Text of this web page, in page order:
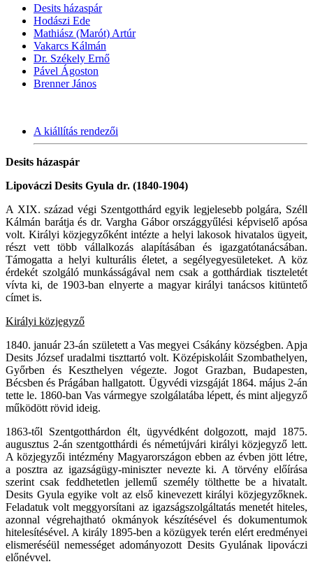
Desits házaspár
Hodászi Ede
Mathiász (Marót) Artúr
Vakarcs Kálmán
Dr. Székely Ernő
Pável Ágoston
Brenner János
A kiállítás rendezői
Desits házaspár
Lipováczi Desits Gyula dr. (1840-1904)
A XIX. század végi Szentgotthárd egyik legjelesebb polgára, Széll
Kálmán barátja és dr. Vargha Gábor országgyűlési képviselő apósa
volt. Királyi közjegyzőként intézte a helyi lakosok hivatalos ügyeit,
részt vett több vállalkozás alapításában és igazgatótanácsában.
Támogatta a helyi kulturális életet, a segélyegyesületeket. A köz
érdekét szolgáló munkásságával nem csak a gotthárdiak tiszteletét
vívta ki, de 1903-ban elnyerte a magyar királyi tanácsos kitüntető
címet is.
Királyi közjegyző
1840. január 23-án született a Vas megyei Csákány községben. Apja
Desits József uradalmi tiszttartó volt. Középiskoláit Szombathelyen,
Győrben és Keszthelyen végezte. Jogot Grazban, Budapesten,
Bécsben és Prágában hallgatott. Ügyvédi vizsgáját 1864. május 2-án
tette le. 1860-ban Vas vármegye szolgálatába lépett, és mint aljegyző
működött rövid ideig.
1863-től Szentgotthárdon élt, ügyvédként dolgozott, majd 1875.
augusztus 2-án szentgotthárdi és németújvári királyi közjegyző lett.
A közjegyzői intézmény Magyarországon ebben az évben jött létre,
a posztra az igazságügy-miniszter nevezte ki. A törvény előírása
szerint csak feddhetetlen jellemű személy tölthette be a hivatalt.
Desits Gyula egyike volt az első kinevezett királyi közjegyzőknek.
Feladatuk volt meggyorsítani az igazságszolgáltatás menetét hiteles,
azonnal végrehajtható okmányok készítésével és dokumentumok
hitelesítésével. A király 1895-ben a közügyek terén elért eredményei
elismeréséül nemességet adományozott Desits Gyulának lipováczi
előnévvel.